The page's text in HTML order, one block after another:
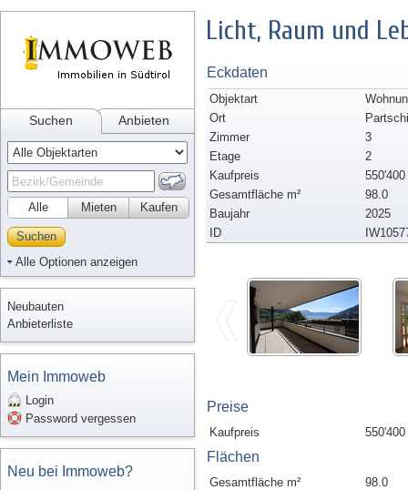
Suchen Anbieten
Alle Kaufen
Mieten
Suchen
Alle Optionen anzeigen
Neubauten
Anbieterliste
Mein Immoweb
Login
Password vergessen
Neu bei Immoweb?
Licht, Raum und
Eckdaten
Objektart
Ort
Zimmer
3
Etage
2
Kaufpreis
550'400
Gesamtfläche m²
98.0
Baujahr
2025
ID
Preise
Kaufpreis 550'400
Flächen
Gesamtfläche m²
98.0